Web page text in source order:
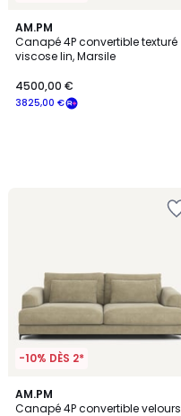
AM.PM
Canapé 4P convertible texturé
viscose lin, Marsile
3825,00 €
4500,00 €
-10% DÈS 2*
AM.PM
Canapé 4P convertible velours
3